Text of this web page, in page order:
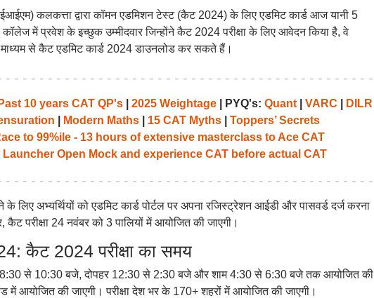
कलकत्ता द्वारा कॉमन एडमिशन टेस्ट (कैट 2024) के लिए एडमिट कार्ड आज यानी 5
कॉलेज में प्रवेश के इच्छुक उम्मीदवार जिन्होंने कैट 2024 परीक्षा के लिए आवेदन किया है, वे
से कैट एडमिट कार्ड 2024 डाउनलोड कर सकते हैं।
Past 10 years CAT QP's| 2025 Weightage| PYQ's: Quant| VARC
DILR
Modern Maths| 15 CAT Myths| Toppers’ Secrets
to 99%ile - 13 hours of extensive masterclass to Ace CAT
Launcher Open Mock and experience CAT before actual CAT
लिए अभ्यर्थियों को एडमिट कार्ड पोर्टल पर अपना रजिस्ट्रेशन आईडी और पासवर्ड दर्ज करना
परीक्षा 24 नवंबर को 3 पालियों में आयोजित की जाएगी।
कैट 2024 परीक्षा का समय
8:30 से 10:30 बजे, दोपहर 12:30 से 2:30 बजे और शाम 4:30 से 6:30 बजे तक आयोजित की
में आयोजित की जाएगी। परीक्षा देश भर के 170+ शहरों में आयोजित की जाएगी।